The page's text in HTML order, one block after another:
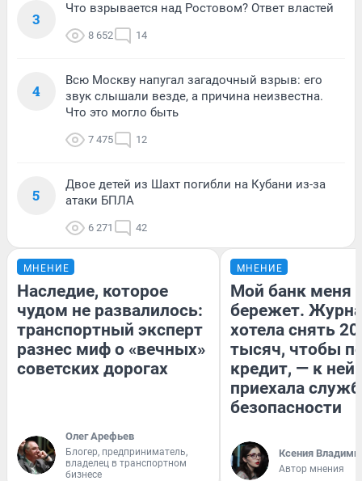
3
Что взрывается над Ростовом? Ответ властей
8 652 14
4
Всю Москву напугал загадочный взрыв: его
звук слышали везде, а причина неизвестна.
Что это могло быть
7 475 12
5
Двое детей из Шахт погибли на Кубани из-за
атаки БПЛА
6 271 42
МНЕНИЕ
Наследие, которое
чудом не развалилось:
транспортный эксперт
разнес миф о «вечных»
советских дорогах
Олег Арефьев
Блогер, предприниматель,
владелец в транспортном
бизнесе
МНЕНИЕ
Мой банк меня
бережет.
хотела снять
тысяч, чтобы
кредит, — к
приехала
безопасности
Ксения
Автор мнения